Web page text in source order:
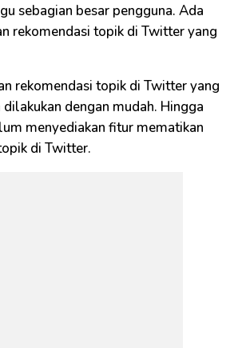
sebagian besar pengguna. Ada
rekomendasi topik di Twitter yang
rekomendasi topik di Twitter yang
dengan mudah. Hingga
menyediakan fitur mematikan
di Twitter.